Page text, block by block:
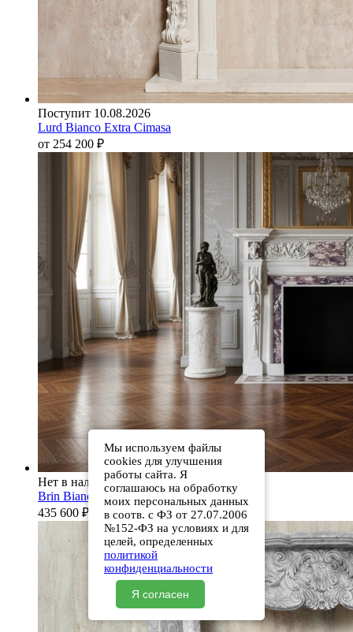
Поступит 10.08.2026
Lurd Bianco Extra Cimasa
от 254 200 ₽
Нет в наличии
Brin Bianco Extra
435 600 ₽
Мы используем файлы
cookies для улучшения
работы сайта. Я
соглашаюсь на обработку
моих персональных данных
в соотв. с ФЗ от 27.07.2006
№152-ФЗ на условиях и для
целей, определенных
политикой
конфиденциальности
Я согласен